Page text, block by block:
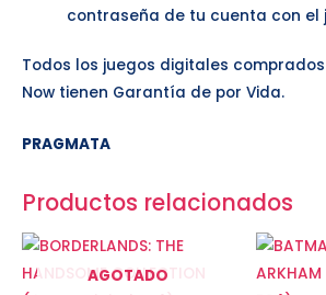
contraseña de tu cuenta con el
Todos los juegos digitales
Now tienen Garantía de por Vida.
PRAGMATA
Productos relacionados
AGOTADO